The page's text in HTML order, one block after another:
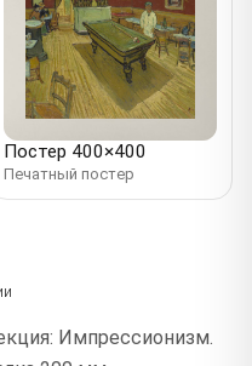
Постер 400×400
Печатный постер
Импрессионизм.